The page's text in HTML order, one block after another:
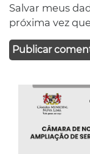
Salvar meus
próxima vez